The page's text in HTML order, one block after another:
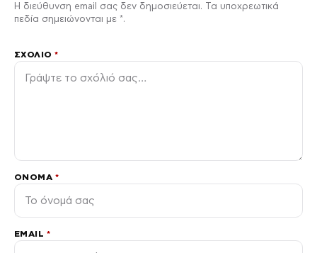
Η διεύθυνση email σας δεν δημοσιεύεται. Τα υποχρεωτικά
πεδία σημειώνονται με *.
ΣΧΌΛΙΟ*
ΌΝΟΜΑ *
EMAIL *